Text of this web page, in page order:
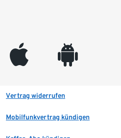
appleinc android
Vertrag widerrufen
Mobilfunkvertrag kündigen